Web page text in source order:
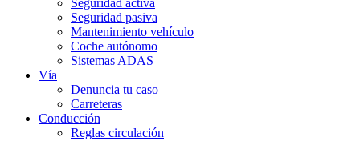
Seguridad activa
Seguridad pasiva
Mantenimiento vehículo
Coche autónomo
Sistemas ADAS
Vía
Denuncia tu caso
Carreteras
Conducción
Reglas circulación